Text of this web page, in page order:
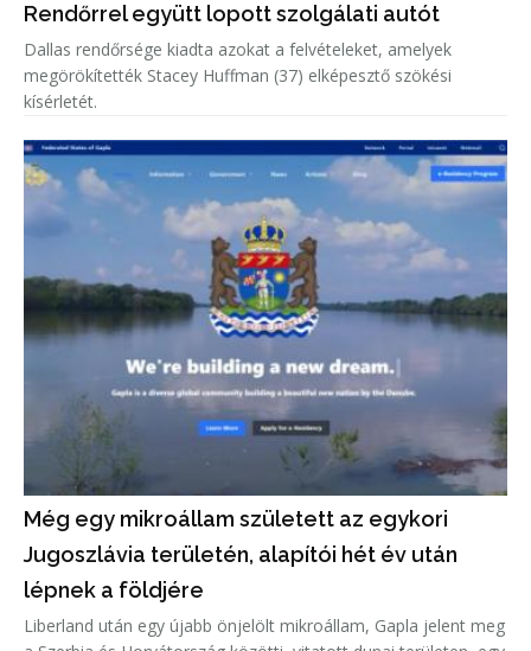
Rendőrrel együtt lopott szolgálati autót
Dallas rendőrsége kiadta azokat a felvételeket, amelyek
megörökítették Stacey Huffman (37) elképesztő szökési
kísérletét.
Még egy mikroállam született az egykori
Jugoszlávia területén, alapítói hét év után
lépnek a földjére
Liberland után egy újabb önjelölt mikroállam, Gapla jelent meg